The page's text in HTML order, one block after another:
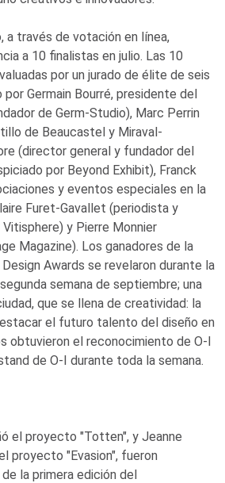
a través de votación en línea,
a 10 finalistas en julio. Las 10
por un jurado de élite de seis
Germain Bourré, presidente del
de Germ-Studio), Marc Perrin
de Beaucastel y Miraval-
(director general y fundador del
por Beyond Exhibit), Franck
y eventos especiales en la
Furet-Gavallet (periodista y
y Pierre Monnier
Magazine). Los ganadores de la
Awards se revelaron durante la
semana de septiembre; una
que se llena de creatividad: la
el futuro talento del diseño en
obtuvieron el reconocimiento de O-I
de O-I durante toda la semana.
el proyecto "Totten", y Jeanne
proyecto "Evasion", fueron
la primera edición del